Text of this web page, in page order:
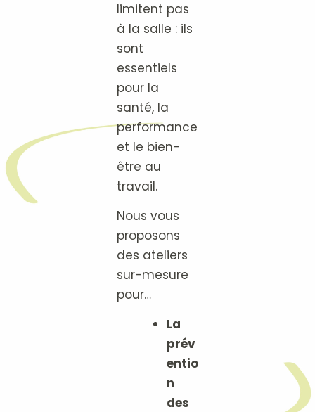
limitent pas
à la salle : ils
sont
essentiels
pour la
santé, la
performance
et le bien-
être au
travail.
Nous vous
proposons
des ateliers
sur-mesure
pour…
La
prév
entio
n
des